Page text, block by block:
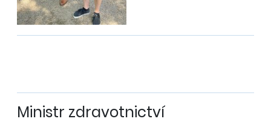
Ministr zdravotnictví